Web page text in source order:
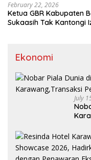
February 22, 2026
Ketua GBR Kabupaten
Sukaasih Tak Kantongi
Ekonomi
July